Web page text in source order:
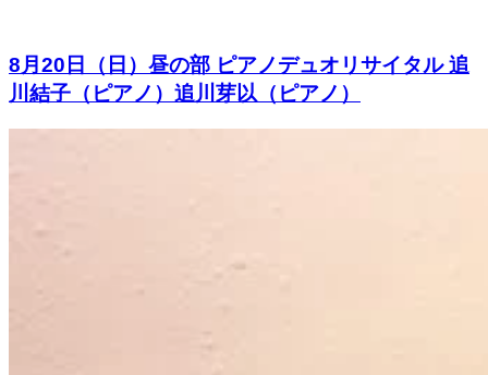
8月20日（日）昼の部 ピアノデュオリサイタル 追
川結子（ピアノ）追川芽以（ピアノ）